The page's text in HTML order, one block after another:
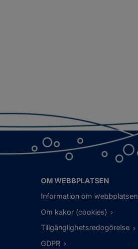
OM WEBBPLATSEN
Information om webbplatsen
Om kakor (cookies)
Tillgänglighetsredogörelse
GDPR